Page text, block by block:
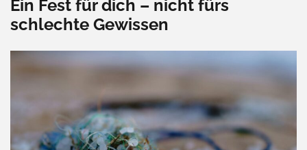
Ein Fest für dich – nicht fürs
schlechte Gewissen